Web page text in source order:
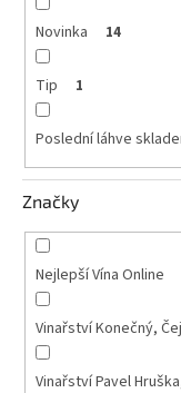
vína
Delikatesy
vínu
Vývrtky
BiB
-
objem
Ostatní
Značky
Novinka 14
Tip 1
Poslední láhve
Značky
Nejlepší Vína Online
Vinařství Konečný,
Vinařství Pavel